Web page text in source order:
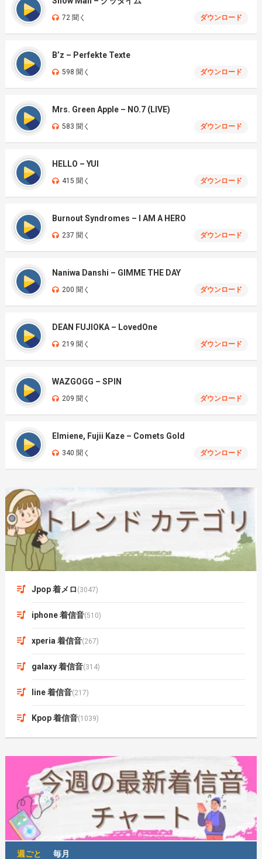
72 聞く ダウンロード
B’z – Perfekte Texte
598 聞く ダウンロード
Mrs. Green Apple – NO.7 (LIVE)
583 聞く ダウンロード
HELLO – YUI
415 聞く ダウンロード
Burnout Syndromes – I AM A HERO
237 聞く ダウンロード
Naniwa Danshi – GIMME THE DAY
200 聞く ダウンロード
DEAN FUJIOKA – LovedOne
219 聞く ダウンロード
WAZGOGG – SPIN
209 聞く ダウンロード
Elmiene, Fujii Kaze – Comets Gold
340 聞く ダウンロード
Jpop 着メロ (3047)
iphone 着信音(510)
xperia 着信音(267)
galaxy 着信音(314)
line 着信音(217)
Kpop 着信音(1039)
週ごと 毎月